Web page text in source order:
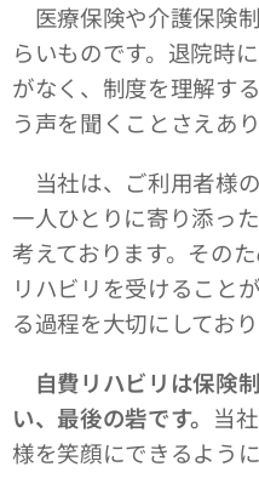
医療保険や介護保険
らいものです。退院時
がなく、制度を理解す
う声を聞くことさえあり
当社は、ご利用者様
一人ひとりに寄り添っ
考えております。その
リハビリを受けること
る過程を大切にしており
自費リハビリは保険
い、最後の砦です。 当
様を笑顔にできるよう